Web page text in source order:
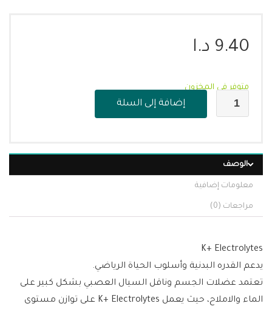
9.40 د.ا
متوفر في المخزون
إضافة إلى السلة
الوصف
معلومات إضافية
مراجعات (0)
K+ Electrolytes
يدعم القدره البدنية وأسلوب الحياة الرياضي.
تعتمد عضلات الجسم وناقل السيال العصبي بشكل كبير على
الماء والاملاح، حيث يعمل K+ Electrolytes على توازن مستوى